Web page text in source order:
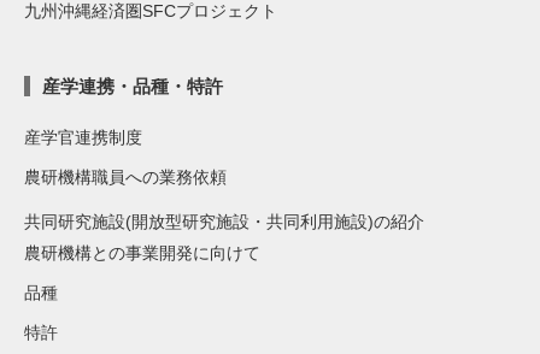
九州沖縄経済圏SFCプロジェクト
産学連携・品種・特許
産学官連携制度
農研機構職員への業務依頼
共同研究施設(開放型研究施設・共同利用施設)の紹介
農研機構との事業開発に向けて
品種
特許